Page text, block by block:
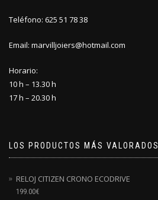
Teléfono: 625 51 78 38
Email: marvilljoiers@hotmail.com
Horario:
10 h – 13.30 h
17 h – 20.30 h
LOS PRODUCTOS MÁS VALORADOS
RELOJ CITIZEN CRONO ECODRIVE
199.00€